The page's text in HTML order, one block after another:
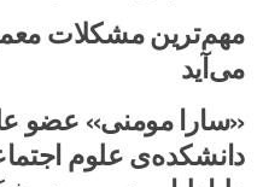
مهم‌ترین مشکلات
می‌آید
«سارا مومنی» عضو
دانشکده‌ی علوم